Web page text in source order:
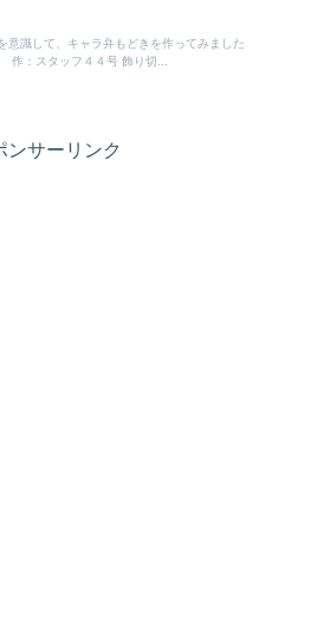
意識して、キャラ弁もどきを作ってみました
作：スタッフ４４号 飾り切...
ンサーリンク